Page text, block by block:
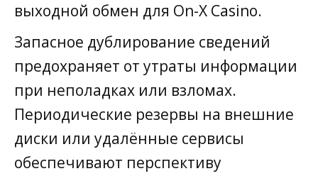
выходной обмен для On-X Casino.
Запасное дублирование сведений
предохраняет от утраты информации
при неполадках или взломах.
Периодические резервы на внешние
диски или удалённые сервисы
обеспечивают перспективу